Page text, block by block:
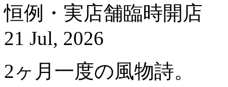
恒例・実店舗臨時開店
21 Jul, 2026
2ヶ月一度の風物詩。